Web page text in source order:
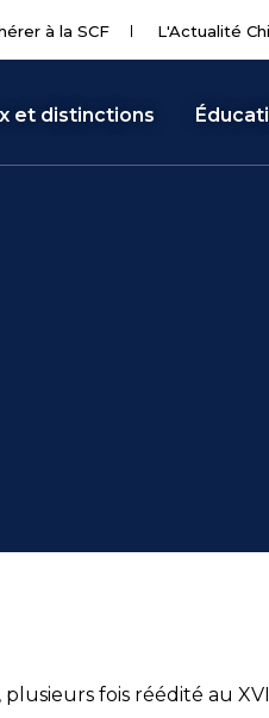
à la SCF L'Actualité
et distinctions
fois réédité au